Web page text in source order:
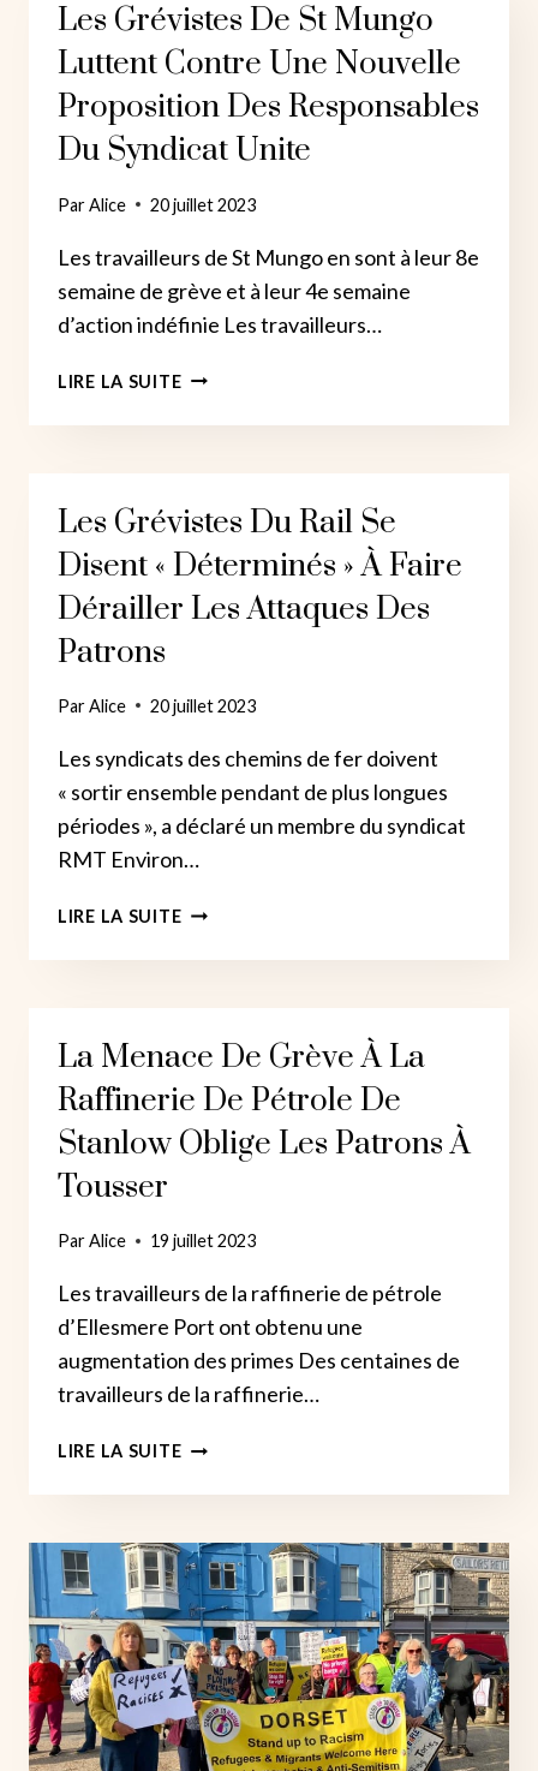
POUR
LE
NHS
Les Grévistes De St Mungo
Luttent Contre Une Nouvelle
Proposition Des Responsables
Du Syndicat Unite
ParAlice 20 juillet 2023
Les travailleurs de St Mungo en sont à leur 8e
semaine de grève et à leur 4e semaine
d’action indéfinie Les travailleurs…
LIRE LA SUITELES
DE
LUTTENT
UNE
NOUVELLE
PROPOSITION
DU
UNITE
Les Grévistes Du Rail Se
Disent « Déterminés » À Faire
Dérailler Les Attaques Des
Patrons
ParAlice 20 juillet 2023
Les syndicats des chemins de fer doivent
« sortir ensemble pendant de plus longues
périodes », a déclaré un membre du syndicat
RMT Environ…
LIRE LA SUITELES
DU
DISENT
À
FAIRE
DÉRAILLER
DES
La Menace De Grève À La
Raffinerie De Pétrole De
Stanlow Oblige Les Patrons À
Tousser
ParAlice 19 juillet 2023
Les travailleurs de la raffinerie de pétrole
d’Ellesmere Port ont obtenu une
augmentation des primes Des centaines de
travailleurs de la raffinerie…
LIRE LA SUITELA
DE
À
LA
RAFFINERIE
DE
PÉTROLE
DE
STANLOW
OBLIGE